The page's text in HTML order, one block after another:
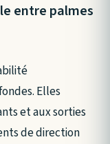
entre palmes
Elles
et aux sorties
de direction